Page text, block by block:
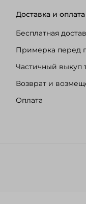
Доставка и оплата
Бесплатная
Примерка перед
Частичный выкуп
Возврат и
Оплата